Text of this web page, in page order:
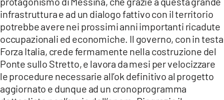
infrastruttura e ad un dialogo fattivo con il territorio
potrebbe avere nei prossimi anni importanti ricadute
occupazionali ed economiche. Il governo, con in testa
Forza Italia, crede fermamente nella costruzione del
Ponte sullo Stretto, e lavora da mesi per velocizzare
le procedure necessarie all’ok definitivo al progetto
aggiornato e dunque ad un cronoprogramma